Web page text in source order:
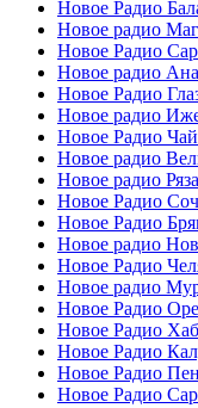
Новое Радио
Новое радио
Новое Радио
Новое радио
Новое Радио
Новое радио
Новое Радио
Новое радио
Новое радио
Новое Радио
Новое Радио
Новое радио
Новое Радио
Новое радио
Новое Радио
Новое Радио
Новое Радио
Новое Радио
Новое Радио